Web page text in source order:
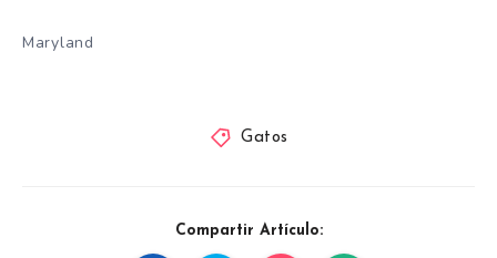
Maryland
Gatos
Compartir Artículo: